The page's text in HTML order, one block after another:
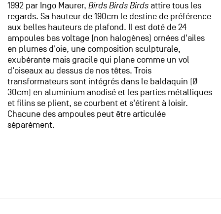
1992 par Ingo Maurer, Birds Birds Birds attire tous les
regards. Sa hauteur de 190cm le destine de préférence
aux belles hauteurs de plafond. Il est doté de 24
ampoules bas voltage (non halogènes) ornées d'ailes
en plumes d'oie, une composition sculpturale,
exubérante mais gracile qui plane comme un vol
d'oiseaux au dessus de nos têtes. Trois
transformateurs sont intégrés dans le baldaquin (Ø
30cm) en aluminium anodisé et les parties métalliques
et filins se plient, se courbent et s'étirent à loisir.
Chacune des ampoules peut être articulée
séparément.